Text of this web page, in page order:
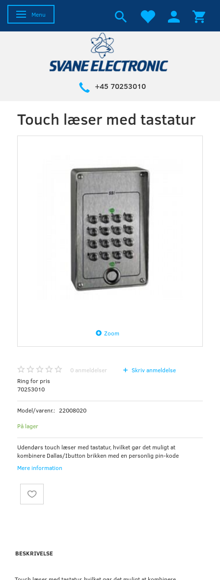
Skifte navigation
Menu
+45 70253010
Touch læser med tastatur
Zoom
0 anmeldelser
Skriv anmeldelse
Ring for pris
70253010
Model/varenr.: 22008020
På lager
Udendørs touch læser med tastatur, hvilket gør det muligt at
kombinere Dallas/Ibutton brikken med en personlig pin-kode
Mere information
BESKRIVELSE